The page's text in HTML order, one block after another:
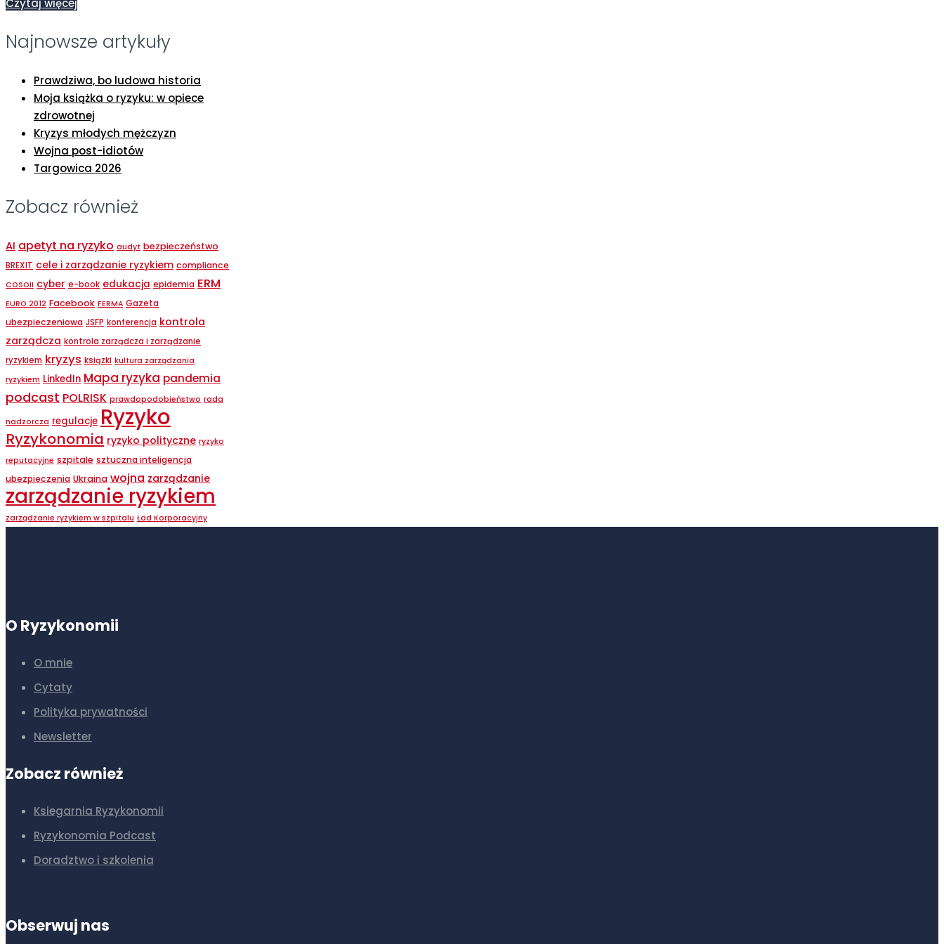
Czytaj więcej
Najnowsze artykuły
Prawdziwa, bo ludowa historia
Moja książka o ryzyku: w opiece
zdrowotnej
Kryzys młodych mężczyzn
Wojna post-idiotów
Targowica 2026
Zobacz również
AI apetyt na ryzyko audyt bezpieczeństwo
BREXIT cele i zarządzanie ryzykiem compliance
COSOII cyber e-book edukacja epidemia ERM
EURO 2012 Facebook FERMA Gazeta
ubezpieczeniowa JSFP konferencja kontrola
zarządcza kontrola zarządcza i zarządzanie
ryzykiem kryzys ksiązki kultura zarządzania
ryzykiem LinkedIn Mapa ryzyka pandemia
podcast POLRISK prawdopodobieństwo rada
nadzorcza regulacje Ryzyko
Ryzykonomia ryzyko polityczne ryzyko
reputacyjne szpitale sztuczna inteligencja
ubezpieczenia Ukraina wojna zarządzanie
zarządzanie ryzykiem
zarządzanie ryzykiem w szpitalu Ład Korporacyjny
O Ryzykonomii
O mnie
Cytaty
Polityka prywatności
Newsletter
Zobacz również
Ksiegarnia Ryzykonomii
Ryzykonomia Podcast
Doradztwo i szkolenia
Obserwuj nas